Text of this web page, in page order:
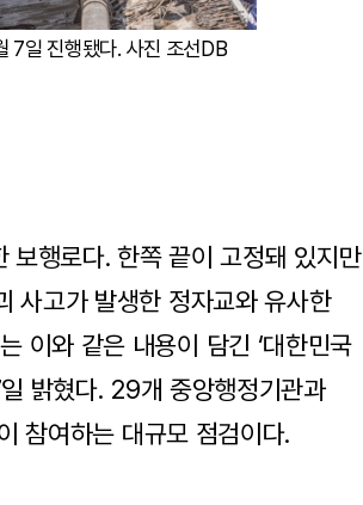
7일 진행됐다. 사진 조선DB
행로다. 한쪽 끝이 고정돼 있지만
사고가 발생한 정자교와 유사한
이와 같은 내용이 담긴 ‘대한민국
밝혔다. 29개 중앙행정기관과
참여하는 대규모 점검이다.